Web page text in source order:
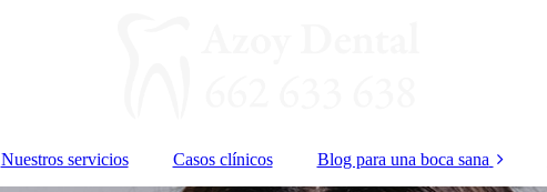
Nuestros servicios Casos clínicos Blog para una boca sana